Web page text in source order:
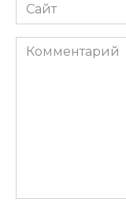
Сайт
Комментарий